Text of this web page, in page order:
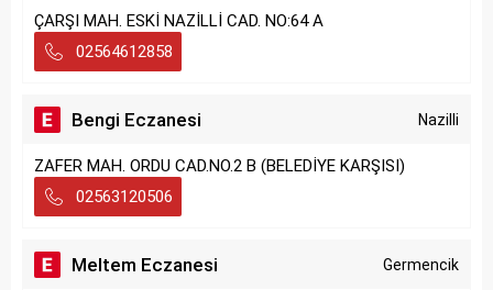
ÇARŞI MAH. ESKİ NAZİLLİ CAD. NO:64 A
02564612858
Bengi Eczanesi Nazilli
ZAFER MAH. ORDU CAD.NO.2 B (BELEDİYE KARŞISI)
02563120506
Meltem Eczanesi Germencik